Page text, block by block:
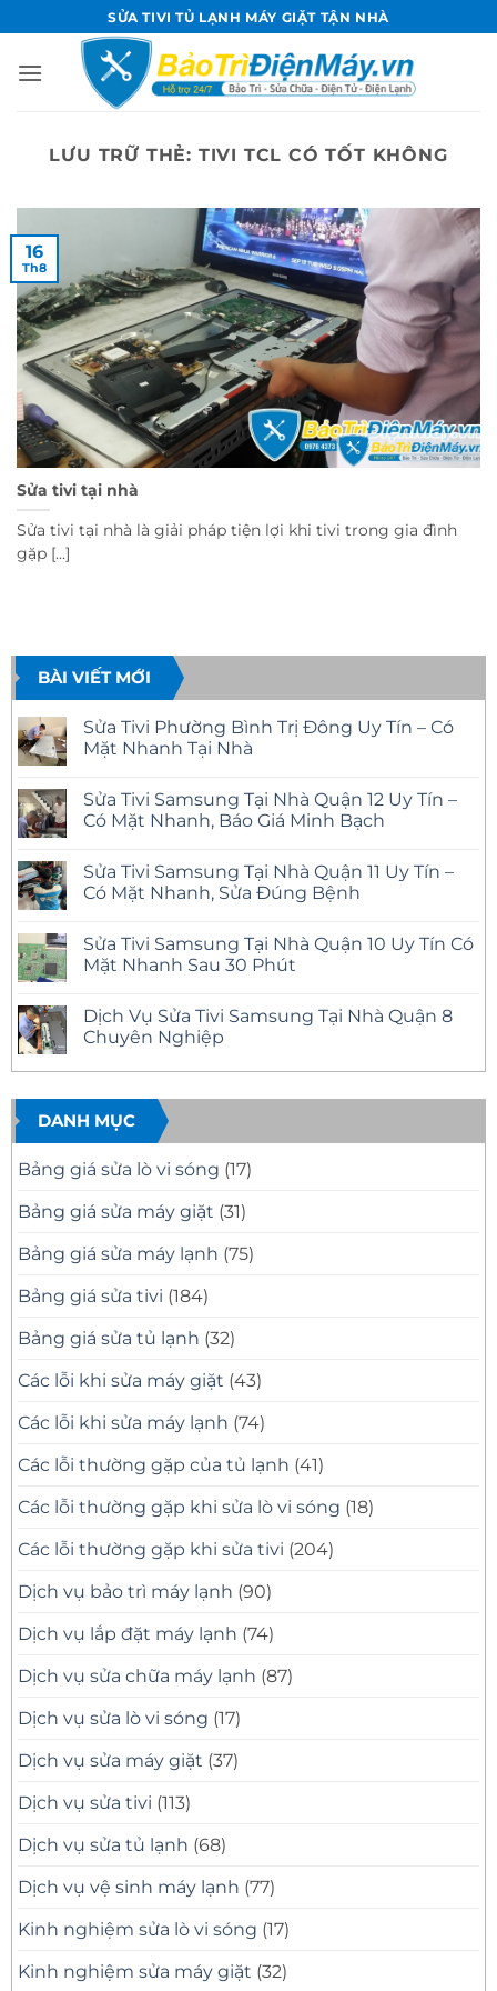
qua
nội
SỬA TIVI TỦ LẠNH MÁY GIẶT TẬN NHÀ
LƯU TRỮ THẺ: TIVI TCL CÓ TỐT KHÔNG
Sửa tivi tại nhà
Sửa tivi tại nhà là giải pháp tiện lợi khi tivi trong gia đình
gặp [...]
16
Th8
BÀI VIẾT MỚI
Sửa Tivi Phường Bình Trị Đông Uy Tín – Có
Mặt Nhanh Tại Nhà
bình
luận
ở
Phường
Bình
Trị
Tín
–
Có
Tại
Nhà
Sửa Tivi Samsung Tại Nhà Quận 12 Uy Tín –
Có Mặt Nhanh, Báo Giá Minh Bạch
bình
luận
ở
Samsung
Tại
Nhà
Uy
Tín
–
Mặt
Báo
Giá
Minh
Bạch
Sửa Tivi Samsung Tại Nhà Quận 11 Uy Tín –
Có Mặt Nhanh, Sửa Đúng Bệnh
bình
luận
ở
Samsung
Tại
Nhà
11
Tín
–
Có
Mặt
Nhanh,
Sửa
Bệnh
Sửa Tivi Samsung Tại Nhà Quận 10 Uy Tín Có
Mặt Nhanh Sau 30 Phút
bình
luận
ở
Tivi
Tại
Nhà
Quận
10
Uy
Tín
Mặt
Nhanh
30
Phút
Dịch Vụ Sửa Tivi Samsung Tại Nhà Quận 8
Chuyên Nghiệp
có
luận
ở
Dịch
Vụ
Sửa
Tivi
Tại
Nhà
8
Chuyên
DANH MỤC
Bảng giá sửa lò vi sóng (17)
Bảng giá sửa máy giặt (31)
Bảng giá sửa máy lạnh (75)
Bảng giá sửa tivi (184)
Bảng giá sửa tủ lạnh (32)
Các lỗi khi sửa máy giặt (43)
Các lỗi khi sửa máy lạnh (74)
Các lỗi thường gặp của tủ lạnh (41)
Các lỗi thường gặp khi sửa lò vi sóng (18)
Các lỗi thường gặp khi sửa tivi (204)
Dịch vụ bảo trì máy lạnh (90)
Dịch vụ lắp đặt máy lạnh (74)
Dịch vụ sửa chữa máy lạnh (87)
Dịch vụ sửa lò vi sóng (17)
Dịch vụ sửa máy giặt (37)
Dịch vụ sửa tivi (113)
Dịch vụ sửa tủ lạnh (68)
Dịch vụ vệ sinh máy lạnh (77)
Kinh nghiệm sửa lò vi sóng (17)
Kinh nghiệm sửa máy giặt (32)